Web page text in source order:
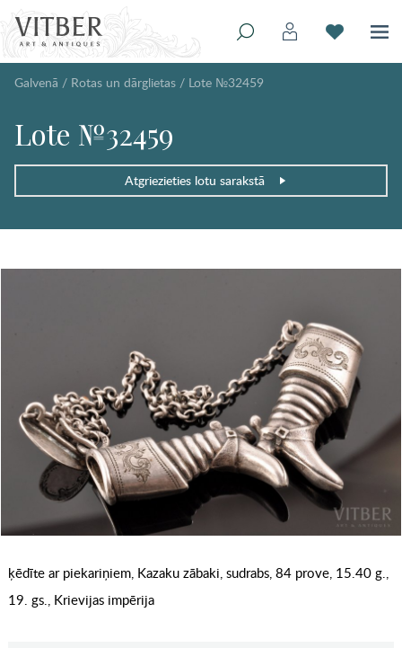
Galvenā / Rotas un dārglietas / Lote №32459
Lote №32459
Atgriezieties lotu sarakstā
ķēdīte ar piekariņiem, Kazaku zābaki, sudrabs, 84 prove, 15.40 g.,
19. gs., Krievijas impērija